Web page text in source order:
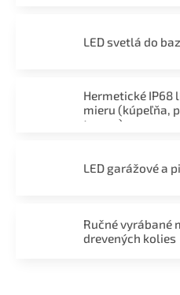
LED svetlá do
Hermetické IP68
mieru (kúpeľňa,
terasa)
LED garážové a
Ručné vyrábané
drevených kolies